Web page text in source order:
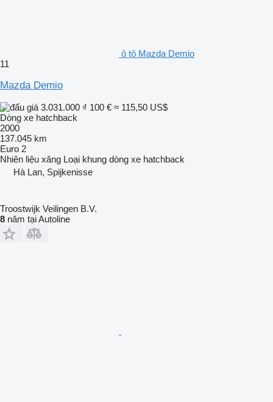
ô tô Mazda Demio
11
Mazda Demio
3.031.000 ₫ 100 € ≈ 115,50 US$
Dòng xe hatchback
2000
137.045 km
Euro 2
Nhiên liệu xăng Loại khung dòng xe hatchback
Hà Lan, Spijkenisse
Troostwijk Veilingen B.V.
8 năm tại Autoline